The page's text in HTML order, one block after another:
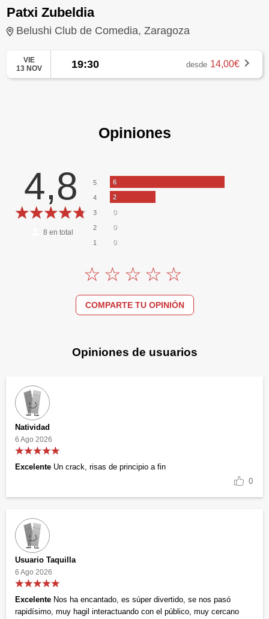
Patxi Zubeldia
Belushi Club de Comedia, Zaragoza
VIE
13 NOV
19:30 desde 14,00€
Opiniones
4,8
8 en total
5 6
4 2
3 0
2 0
1 0
COMPARTE TU OPINIÓN
Opiniones de usuarios
Natividad
6 Ago 2026
Excelente Un crack, risas de principio a fin
0
Usuario Taquilla
6 Ago 2026
Excelente Nos ha encantado, es súper divertido, se nos pasó
rapidísimo, muy hagil interactuando con el público, muy cercano